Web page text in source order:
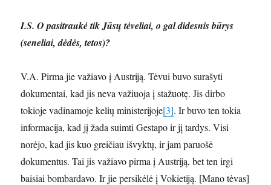
I.S. O pasitraukė tik Jūsų tėveliai, o gal didesnis būrys
(seneliai, dėdės, tetos)?
V.A. Pirma jie važiavo į Austriją. Tėvui buvo surašyti
dokumentai, kad jis neva važiuoja į stažuotę. Jis dirbo
tokioje vadinamoje kelių ministerijoje[3]. Ir buvo ten tokia
informacija, kad jį žada suimti Gestapo ir jį tardys. Visi
norėjo, kad jis kuo greičiau išvyktų, ir jam paruošė
dokumentus. Tai jis važiavo pirma į Austriją, bet ten irgi
baisiai bombardavo. Ir jie persikėlė į Vokietiją. [Mano tėvas]